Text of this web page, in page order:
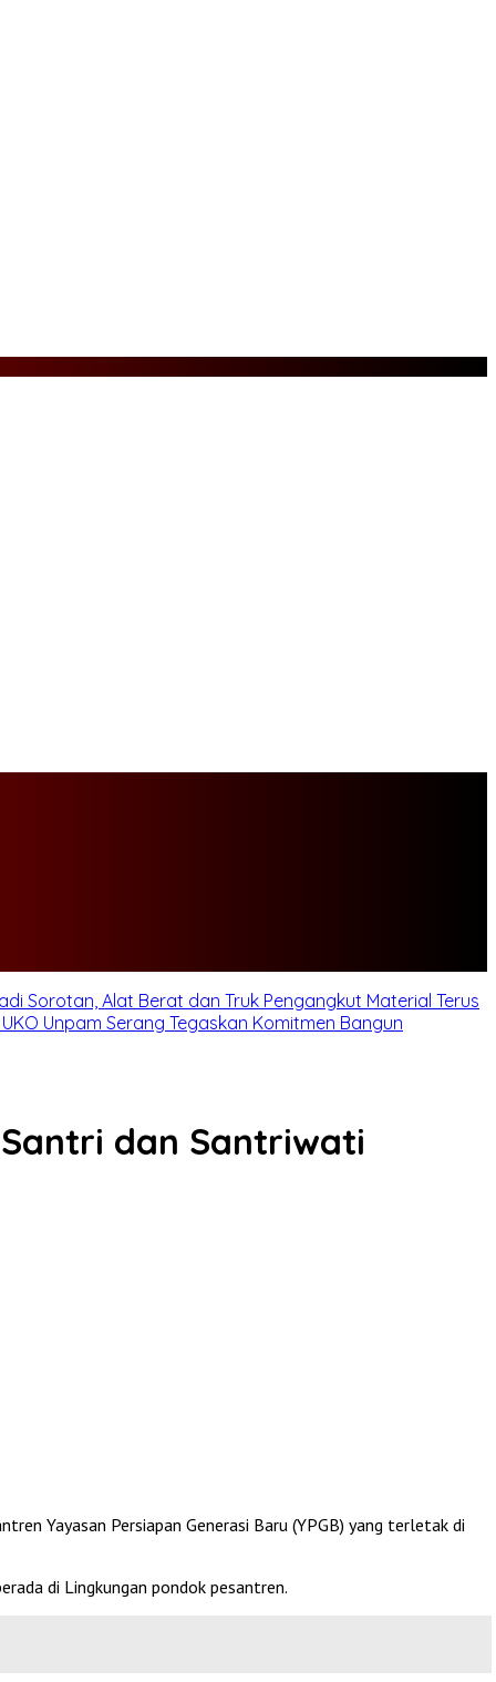
Sorotan, Alat Berat dan Truk Pengangkut Material Terus
Unpam Serang Tegaskan Komitmen Bangun
Santri dan Santriwati
Yayasan Persiapan Generasi Baru (YPGB) yang terletak di
di Lingkungan pondok pesantren.